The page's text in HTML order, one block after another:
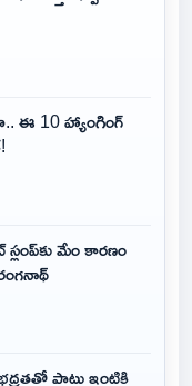
ఈ 10 హ్యాంగింగ్
మేం కారణం
పాటు ఇంటికి